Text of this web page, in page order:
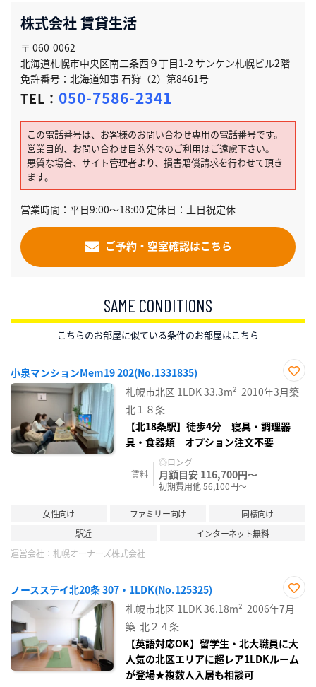
株式会社 賃貸生活
〒 060-0062
北海道札幌市中央区南二条西９丁目1-2 サンケン札幌ビル2階
免許番号：北海道知事 石狩（2）第8461号
TEL： 050-7586-2341
この電話番号は、お客様のお問い合わせ専用の電話番号です。
営業目的、お問い合わせ目的外でのご利用はご遠慮下さい。
悪質な場合、サイト管理者より、損害賠償請求を行わせて頂き
ます。
営業時間：平日9:00～18:00 定休日：土日祝定休
ご予約・空室確認はこちら
SAME CONDITIONS
こちらのお部屋に似ている条件のお部屋はこちら
小泉マンションMem19 202(No.1331835)
お気
に入
札幌市北区 1LDK33.3m² 2010年3月築
北１８条
【北18条駅】徒歩4分 寝具・調理器
具・食器類 オプション注文不要
賃料
◎ロング
月額目安 116,700円～
初期費用他 56,100円～
女性向け ファミリー向け
同棲向け
駅近
インターネット無料
運営会社： 札幌オーナーズ株式会社
ノースステイ北20条 307・1LDK(No.125325)
お気
に入
札幌市北区 1LDK36.18m² 2006年7月
築 北２４条
【英語対応OK】留学生・北大職員に大
人気の北区エリアに超レア1LDKルーム
が登場★複数人入居も相談可